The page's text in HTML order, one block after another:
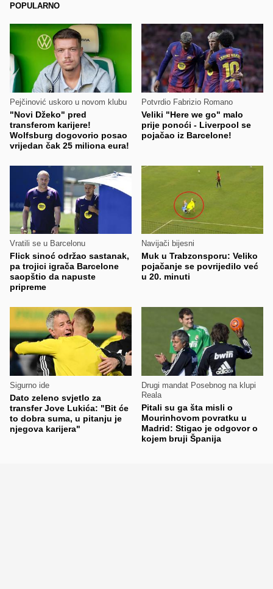
POPULARNO
Pejčinović uskoro u novom klubu
"Novi Džeko" pred
transferom karijere!
Wolfsburg dogovorio posao
vrijedan čak 25 miliona eura!
Potvrdio Fabrizio Romano
Veliki "Here we go" malo
prije ponoći - Liverpool se
pojačao iz Barcelone!
Vratili se u Barcelonu
Flick sinoć održao sastanak,
pa trojici igrača Barcelone
saopštio da napuste
pripreme
Navijači bijesni
Muk u Trabzonsporu: Veliko
pojačanje se povrijedilo već
u 20. minuti
Sigurno ide
Dato zeleno svjetlo za
transfer Jove Lukića: "Bit će
to dobra suma, u pitanju je
njegova karijera"
Drugi mandat Posebnog na klupi
Reala
Pitali su ga šta misli o
Mourinhovom povratku u
Madrid: Stigao je odgovor o
kojem bruji Španija